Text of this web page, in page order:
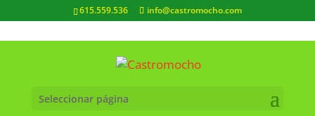
615.559.536 info@castromocho.com
Seleccionar página